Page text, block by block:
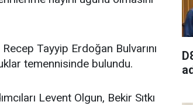
Tayyip Erdoğan Bulvarını
temennisinde bulundu.
Levent Olgun, Bekir Sıtkı